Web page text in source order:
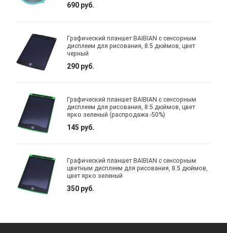
690 руб.
Графический планшет BAIBIAN с сенсорным
дисплеем для рисования, 8.5 дюймов, цвет
черный
290 руб.
Графический планшет BAIBIAN с сенсорным
дисплеем для рисования, 8.5 дюймов, цвет
ярко зеленый (распродажа -50%)
145 руб.
Графический планшет BAIBIAN с сенсорным
цветным дисплеем для рисования, 8.5 дюймов,
цвет ярко зеленый
350 руб.